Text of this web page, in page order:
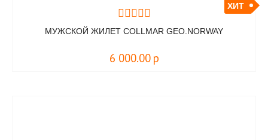
ХИТ
МУЖСКОЙ ЖИЛЕТ COLLMAR GEO.NORWAY
6 000.00 р